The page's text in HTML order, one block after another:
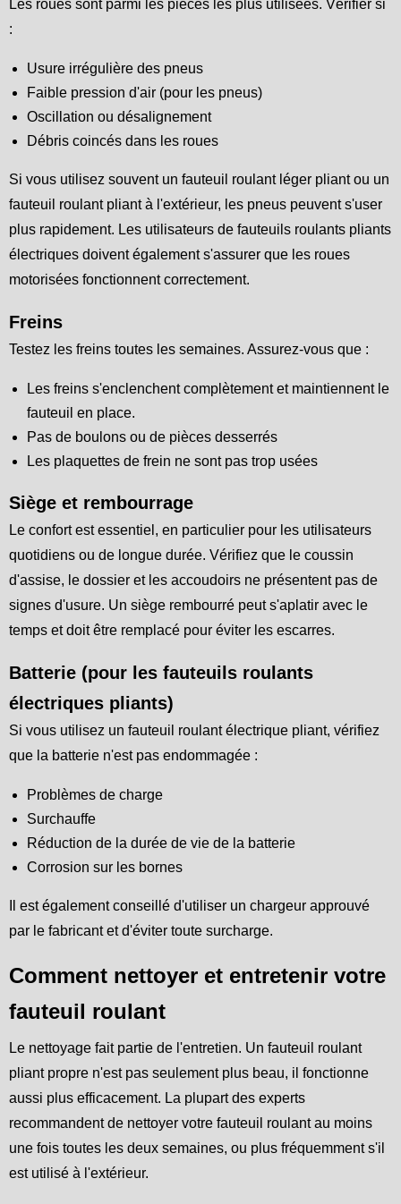
Les roues sont parmi les pièces les plus utilisées. Vérifier si
:
Usure irrégulière des pneus
Faible pression d'air (pour les pneus)
Oscillation ou désalignement
Débris coincés dans les roues
Si vous utilisez souvent un fauteuil roulant léger pliant ou un
fauteuil roulant pliant à l'extérieur, les pneus peuvent s'user
plus rapidement. Les utilisateurs de fauteuils roulants pliants
électriques doivent également s'assurer que les roues
motorisées fonctionnent correctement.
Freins
Testez les freins toutes les semaines. Assurez-vous que :
Les freins s'enclenchent complètement et maintiennent le
fauteuil en place.
Pas de boulons ou de pièces desserrés
Les plaquettes de frein ne sont pas trop usées
Siège et rembourrage
Le confort est essentiel, en particulier pour les utilisateurs
quotidiens ou de longue durée. Vérifiez que le coussin
d'assise, le dossier et les accoudoirs ne présentent pas de
signes d'usure. Un siège rembourré peut s'aplatir avec le
temps et doit être remplacé pour éviter les escarres.
Batterie (pour les fauteuils roulants
électriques pliants)
Si vous utilisez un fauteuil roulant électrique pliant, vérifiez
que la batterie n'est pas endommagée :
Problèmes de charge
Surchauffe
Réduction de la durée de vie de la batterie
Corrosion sur les bornes
Il est également conseillé d'utiliser un chargeur approuvé
par le fabricant et d'éviter toute surcharge.
Comment nettoyer et entretenir votre
fauteuil roulant
Le nettoyage fait partie de l'entretien. Un fauteuil roulant
pliant propre n'est pas seulement plus beau, il fonctionne
aussi plus efficacement. La plupart des experts
recommandent de nettoyer votre fauteuil roulant au moins
une fois toutes les deux semaines, ou plus fréquemment s'il
est utilisé à l'extérieur.